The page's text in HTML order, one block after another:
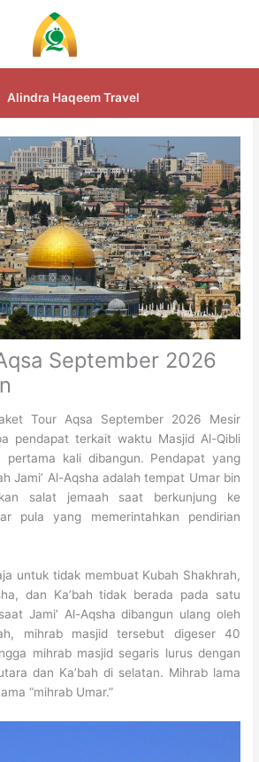
Alindra Haqeem Travel
September 2026
Tour Aqsa September 2026 Mesir
pendapat terkait waktu Masjid Al-Qibli
pertama kali dibangun. Pendapat yang
Jami’ Al-Aqsha adalah tempat Umar bin
salat jemaah saat berkunjung ke
pula yang memerintahkan pendirian
untuk tidak membuat Kubah Shakhrah,
dan Ka’bah tidak berada pada satu
Jami’ Al-Aqsha dibangun ulang oleh
mihrab masjid tersebut digeser 40
mihrab masjid segaris lurus dengan
dan Ka’bah di selatan. Mihrab lama
“mihrab Umar.”